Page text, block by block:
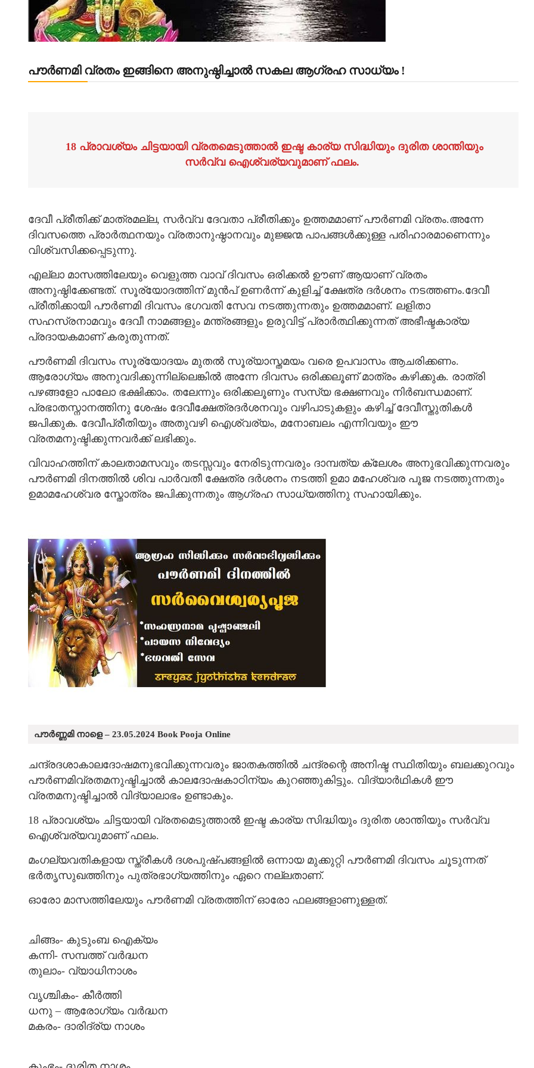
പൗര്‍ണമി വ്രതം ഇങ്ങിനെ അനുഷ്ഠിച്ചാൽ സകല ആഗ്രഹ സാധ്യം !
18 പ്രാവശ്യം ചിട്ടയായി വ്രതമെടുത്താൽ ഇഷ്ട കാര്യ സിദ്ധിയും ദുരിത ശാന്തിയും
സര്‍വ്വ ഐശ്വര്യവുമാണ് ഫലം.
ദേവീ പ്രീതിക്ക് മാത്രമല്ല, സര്‍വ്വ ദേവതാ പ്രീതിക്കും ഉത്തമമാണ് പൗര്‍ണമി വ്രതം.അന്നേ
ദിവസത്തെ പ്രാര്‍ത്ഥനയും വ്രതാനുഷ്ഠാനവും മുജ്ജന്മ പാപങ്ങള്‍ക്കുള്ള പരിഹാരമാണെന്നും
വിശ്വസിക്കപ്പെടുന്നു.
എല്ലാ മാസത്തിലേയും വെളുത്ത വാവ് ദിവസം ഒരിക്കൽ ഊണ് ആയാണ് വ്രതം
അനുഷ്ഠിക്കേണ്ടത്. സൂര്യോദത്തിന് മുൻപ് ഉണര്‍ന്ന് കുളിച്ച് ക്ഷേത്ര ദര്‍ശനം നടത്തണം.ദേവീ
പ്രീതിക്കായി പൗര്‍ണമി ദിവസം ഭഗവതി സേവ നടത്തുന്നതും ഉത്തമമാണ്. ലളിതാ
സഹസ്രനാമവും ദേവീ നാമങ്ങളും മന്ത്രങ്ങളും ഉരുവിട്ട് പ്രാര്‍ത്ഥിക്കുന്നത് അഭീഷ്ടകാര്യ
പ്രദായകമാണ് കരുതുന്നത്.
പൗർണമി ദിവസം സൂര്യോദയം മുതൽ സൂര്യാസ്തമയം വരെ ഉപവാസം ആചരിക്കണം.
ആരോഗ്യം അനുവദിക്കുന്നില്ലെങ്കിൽ അന്നേ ദിവസം ഒരിക്കലൂണ് മാത്രം കഴിക്കുക. രാത്രി
പഴങ്ങളോ പാലോ ഭക്ഷിക്കാം. തലേന്നും ഒരിക്കലൂണും സസ്യ ഭക്ഷണവും നിർബന്ധമാണ്.
പ്രഭാതസ്നാനത്തിനു ശേഷം ദേവീക്ഷേത്രദര്‍ശനവും വഴിപാടുകളും കഴിച്ച് ദേവീസ്തുതികള്‍
ജപിക്കുക. ദേവീപ്രീതിയും അതുവഴി ഐശ്വര്യം, മനോബലം എന്നിവയും ഈ
വ്രതമനുഷ്ടിക്കുന്നവര്‍ക്ക് ലഭിക്കും.
വിവാഹത്തിന് കാലതാമസവും തടസ്സവും നേരിടുന്നവരും ദാമ്പത്യ ക്ലേശം അനുഭവിക്കുന്നവരും
പൗർണമി ദിനത്തിൽ ശിവ പാർവതീ ക്ഷേത്ര ദർശനം നടത്തി ഉമാ മഹേശ്വര പൂജ നടത്തുന്നതും
ഉമാമഹേശ്വര സ്തോത്രം ജപിക്കുന്നതും ആഗ്രഹ സാധ്യത്തിനു സഹായിക്കും.
പൗർണ്ണമി നാളെ – 23.05.2024 Book Pooja Online
ചന്ദ്രദശാകാലദോഷമനുഭവിക്കുന്നവരും ജാതകത്തിൽ ചന്ദ്രന്റെ അനിഷ്ട സ്ഥിതിയും ബലക്കുറവും
പൗര്‍ണമിവ്രതമനുഷ്ടിച്ചാല്‍ കാലദോഷകാഠിന്യം കുറഞ്ഞുകിട്ടും. വിദ്യാര്‍ഥികള്‍ ഈ
വ്രതമനുഷ്ടിച്ചാല്‍ വിദ്യാലാഭം ഉണ്ടാകും.
18 പ്രാവശ്യം ചിട്ടയായി വ്രതമെടുത്താൽ ഇഷ്ട കാര്യ സിദ്ധിയും ദുരിത ശാന്തിയും സര്‍വ്വ
ഐശ്വര്യവുമാണ് ഫലം.
മംഗല്യവതികളായ സ്ത്രീകള്‍ ദശപുഷ്പങ്ങളിൽ ഒന്നായ മുക്കുറ്റി പൗര്‍ണമി ദിവസം ചൂടുന്നത്
ഭര്‍തൃസുഖത്തിനും പുത്രഭാഗ്യത്തിനും ഏറെ നല്ലതാണ്.
ഓരോ മാസത്തിലേയും പൗര്‍ണമി വ്രതത്തിന് ഓരോ ഫലങ്ങളാണുള്ളത്.
ചിങ്ങം- കുടുംബ ഐക്യം
കന്നി- സമ്പത്ത് വര്‍ദ്ധന
തുലാം- വ്യാധിനാശം
വൃശ്ചികം- കീര്‍ത്തി
ധനു – ആരോഗ്യം വര്‍ദ്ധന
മകരം- ദാരിദ്ര്യ നാശം